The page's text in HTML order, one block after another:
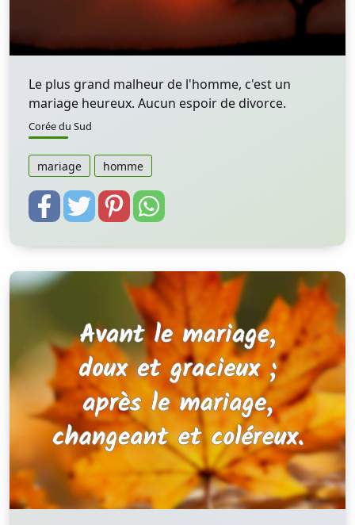
Le plus grand malheur de l'homme, c'est un
mariage heureux. Aucun espoir de divorce.
Corée du Sud
mariage homme